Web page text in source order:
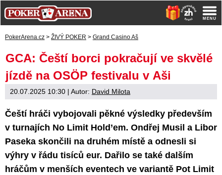
PokerArena.cz > ŽIVÝ POKER > Grand Casino Aš
GCA: Čeští borci pokračují ve skvělé
jízdě na OSÖP festivalu v Aši
20.07.2025 10:30 | Autor: David Milota
Čeští hráči vybojovali pěkné výsledky především
v turnajích No Limit Hold’em. Ondřej Musil a Libor
Paseka skončili na druhém místě a odnesli si
výhry v řádu tisíců eur. Dařilo se také dalším
hráčům v menších eventech ve variantě Pot Limit